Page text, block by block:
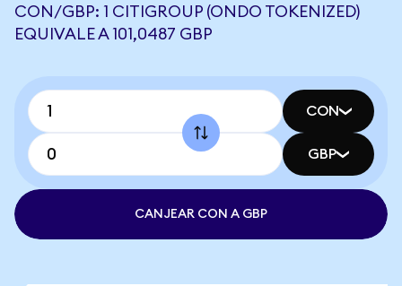
CON/GBP: 1 CITIGROUP (ONDO TOKENIZED)
EQUIVALE A 101,0487 GBP
CON
GBP
CANJEAR CON A GBP